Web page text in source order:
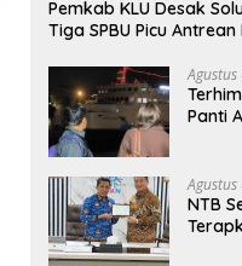
Pemkab KLU Desak
Tiga SPBU Picu
Panti
NTB